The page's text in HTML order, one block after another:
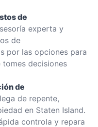
de
experta y
de
por las opciones para
tomes decisiones
de
de repente,
en Staten Island.
controla y repara